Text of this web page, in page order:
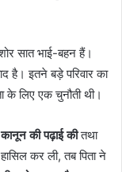
सात भाई-बहन हैं।
है। इतने बड़े परिवार का
के लिए एक चुनौती थी।
कानून की पढ़ाई कीतथा
कर ली, तब पिता ने